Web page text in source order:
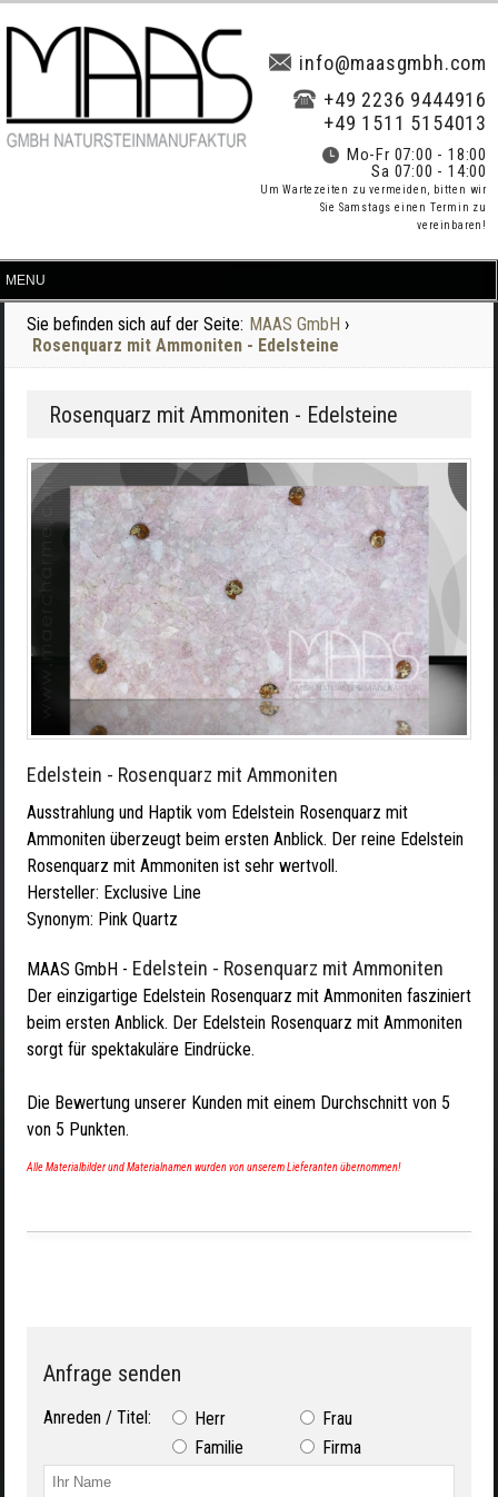
info@maasgmbh.com
+49 2236 9444916
+49 1511 5154013
Mo-Fr 07:00 - 18:00
Sa 07:00 - 14:00
Um Wartezeiten zu vermeiden, bitten wir
Sie Samstags einen Termin zu
vereinbaren!
Sie befinden sich auf der Seite: MAAS GmbH ›
Rosenquarz mit Ammoniten - Edelsteine
Rosenquarz mit Ammoniten - Edelsteine
Edelstein - Rosenquarz mit Ammoniten
Ausstrahlung und Haptik vom Edelstein Rosenquarz mit
Ammoniten überzeugt beim ersten Anblick. Der reine Edelstein
Rosenquarz mit Ammoniten ist sehr wertvoll.
Hersteller: Exclusive Line
Synonym: Pink Quartz
MAAS GmbH - Edelstein - Rosenquarz mit Ammoniten
Der einzigartige Edelstein Rosenquarz mit Ammoniten fasziniert
beim ersten Anblick. Der Edelstein Rosenquarz mit Ammoniten
sorgt für spektakuläre Eindrücke.
Die Bewertung unserer Kunden mit einem Durchschnitt von 5
von 5 Punkten.
Alle Materialbilder und Materialnamen wurden von unserem Lieferanten übernommen!
Anfrage senden
Anreden / Titel: Herr
Frau
Familie
Firma